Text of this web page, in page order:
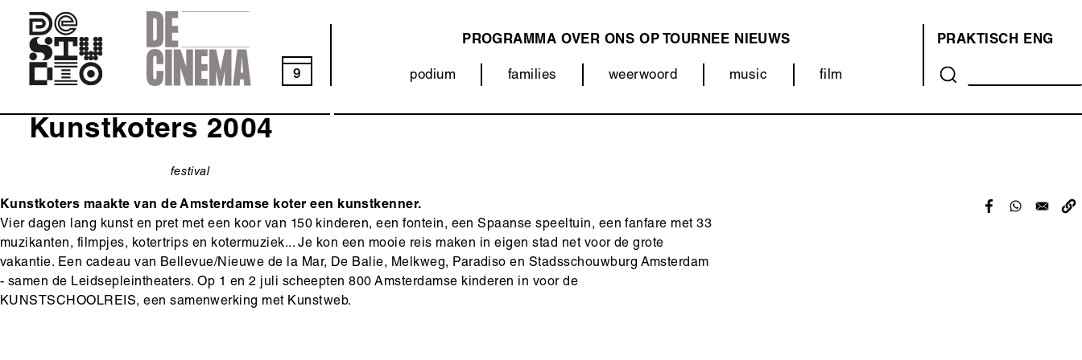
main
navigation
9
Categorieën
(menu)
podium families weerwoord music film
NAVIGATION
PROGRAMMA OVER ONS OP TOURNEE NIEUWS
OVER
ONS
(MENU)
PRAKTISCH ENG
Kunstkoters 2004
festival
Kunstkoters maakte van de Amsterdamse koter een kunstkenner.
Vier dagen lang kunst en pret met een koor van 150 kinderen, een fontein, een Spaanse speeltuin, een fanfare met 33
muzikanten, filmpjes, kotertrips en kotermuziek... Je kon een mooie reis maken in eigen stad net voor de grote
vakantie. Een cadeau van Bellevue/Nieuwe de la Mar, De Balie, Melkweg, Paradiso en Stadsschouwburg Amsterdam
- samen de Leidsepleintheaters. Op 1 en 2 juli scheepten 800 Amsterdamse kinderen in voor de
KUNSTSCHOOLREIS, een samenwerking met Kunstweb.